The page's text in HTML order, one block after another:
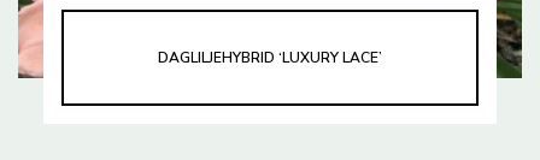
DAGLILJEHYBRID ‘LUXURY LACE’